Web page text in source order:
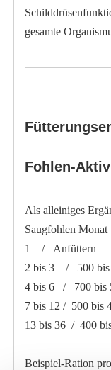
gesamte
Fohlen-Aktiv
Als alleiniges
Saugfohlen
1 / Anfüttern
2 bis 3 / 500 bis
4 bis 6 / 700 bis
7 bis 12 / 500 bis
13 bis 36 / 400
Beispiel-Ration